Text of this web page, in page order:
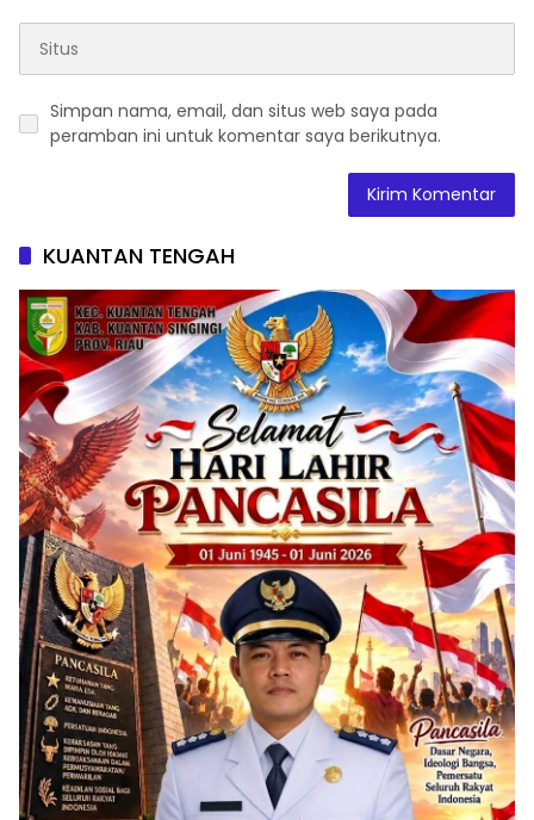
Simpan nama, email, dan situs web saya pada
peramban ini untuk komentar saya berikutnya.
KUANTAN TENGAH